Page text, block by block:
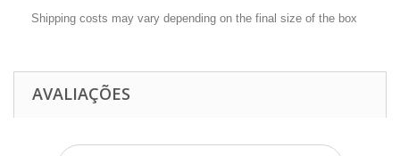
Shipping costs may vary depending on the final size of the box
AVALIAÇÕES